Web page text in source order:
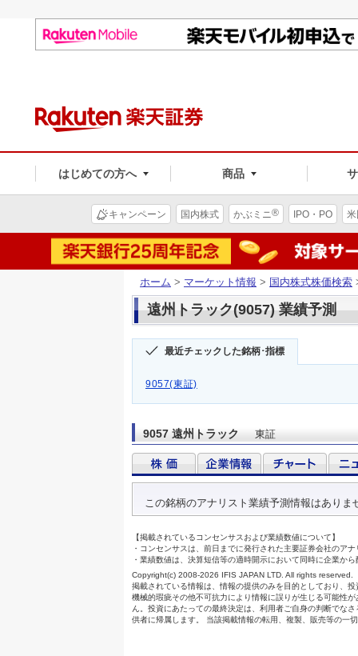
はじめての方へ 商品
キャンペーン 国内株式 かぶミニ® IPO・PO
ホーム > マーケット情報 > 国内株式株価検索
遠州トラック(9057) 業績予測
最近チェックした銘柄･指標
9057(東証)
9057 遠州トラック 東証